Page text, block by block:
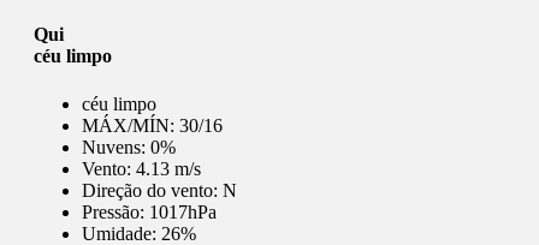
Qui
céu limpo
céu limpo
MÁX/MÍN: 30/16
Nuvens: 0%
Vento: 4.13 m/s
Direção do vento: N
Pressão: 1017hPa
Umidade: 26%